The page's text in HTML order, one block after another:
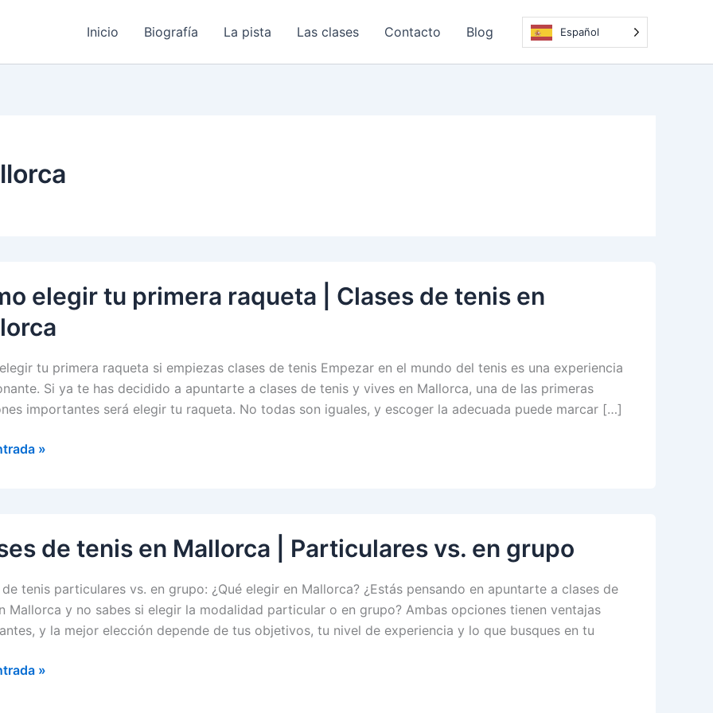
Inicio Biografía La pista Las clases Contacto Blog Español
elegir tu primera raqueta | Clases de tenis en
tu primera raqueta si empiezas clases de tenis Empezar en el mundo del tenis es una experiencia
Si ya te has decidido a apuntarte a clases de tenis y vives en Mallorca, una de las primeras
importantes será elegir tu raqueta. No todas son iguales, y escoger la adecuada puede marcar […]
»
de tenis en Mallorca | Particulares vs. en grupo
de tenis particulares vs. en grupo: ¿Qué elegir en Mallorca? ¿Estás pensando en apuntarte a clases de
Mallorca y no sabes si elegir la modalidad particular o en grupo? Ambas opciones tienen ventajas
y la mejor elección depende de tus objetivos, tu nivel de experiencia y lo que busques en tu
»